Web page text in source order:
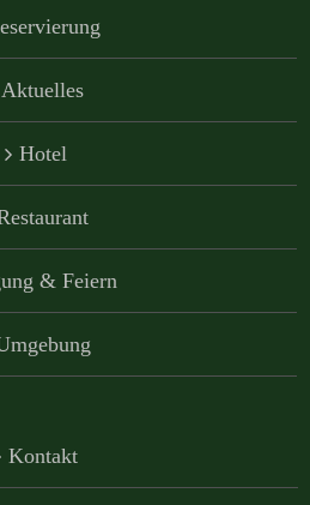
Aktuelles
Hotel
& Feiern
Kontakt